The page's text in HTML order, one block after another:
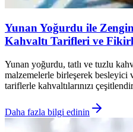
Yunan Yoğurdu ile
Kahvaltı Tarifleri ve
Yunan yoğurdu, tatlı ve tuzlu
malzemelerle birleşerek besleyici
tariflerle kahvaltılarınızı
Daha fazla bilgi edinin